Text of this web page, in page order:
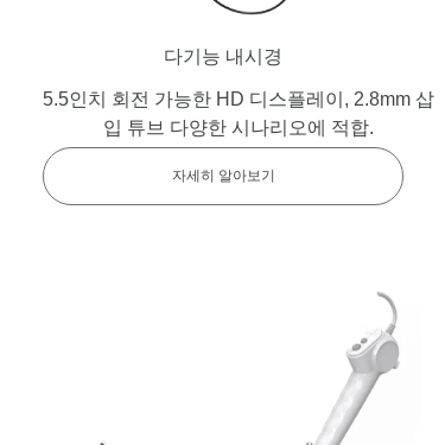
다기능 내시경
5.5인치 회전 가능한 HD 디스플레이, 2.8mm 삽
입 튜브 다양한 시나리오에 적합.
자세히 알아보기